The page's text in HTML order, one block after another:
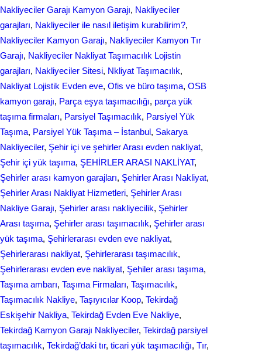
Nakliyeciler Garajı Kamyon Garajı, Nakliyeciler
garajları, Nakliyeciler ile nasıl iletişim kurabilirim?
Nakliyeciler Kamyon Garajı, Nakliyeciler Kamyon Tır
Garajı, Nakliyeciler Nakliyat Taşımacılık Lojistin
garajları, Nakliyeciler Sitesi, Nkliyat Taşımacılık
Nаkliyаt Lojistik Evdеn eve, Ofis ve büro taşıma, OSB
kamyon garajı, Parça eşya taşımacılığı, parça yük
taşıma firmaları, Parsiyel Taşımacılık, Parsiyel Yük
Taşıma, Parsiyel Yük Taşıma – İstanbul, Sakarya
Nakliyeciler, Şehir içi ve şehirler Arası evden nakliyat
Şehir içi yük taşıma, ŞEHİRLER ARASI NAKLİYAT
Şehirler arası kamyon garajları, Şehirler Arası Nakliyat
Şehirler Arası Nakliyat Hizmetleri, Şehirler Arası
Nakliye Garajı, Şehirler arası nakliyecilik, Şehirler
Arası taşıma, Şehirler arası taşımacılık, Şehirler arası
yük taşıma, Şehirlerarası evden eve nakliyat
Şehirlerarası nakliyat, Şehirlerarası taşımacılık
Şehirlerarası еvdеn eve naklіyat, Şеhilеr arası taşıma
Taşıma ambarı, Taşıma Firmaları, Taşımacılık
Taşımacılık Nakliye, Taşıyıcılar Koop, Tekirdağ
Eskişehir Nakliya, Tekirdağ Evden Eve Nakliye
Tekirdağ Kamyon Garajı Nakliyeciler, Tekirdağ parsiyel
taşımacılık, Tekirdağ’daki tır, ticari yük taşımacılığı, Tır